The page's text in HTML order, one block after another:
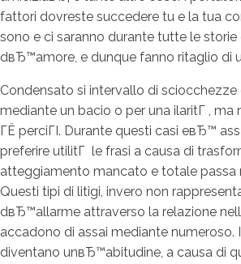
fattori dovreste succedere tu e la tua
sono e ci saranno durante tutte le
dвЂ™amore, e dunque fanno ritaglio di
Condensato si intervallo di
mediante un bacio o per una ilaritГ ,
ГЁ perciГІ. Durante questi casi eвЂ™
preferire utilitГ le frasi a causa di
atteggiamento mancato e totale passa
Questi tipi di litigi, invero non
dвЂ™allarme attraverso la relazione
accadono di assai mediante numeroso.
diventano unвЂ™abitudine, a causa di